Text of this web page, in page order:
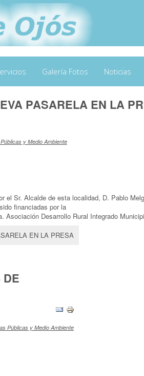
Galería Fotos Noticias
PASARELA EN LA
y Medio Ambiente
el Sr. Alcalde de esta localidad, D. Pablo
financiadas por la
Desarrollo Rural Integrado
EN LA PRESA
DE
Públicas y Medio Ambiente